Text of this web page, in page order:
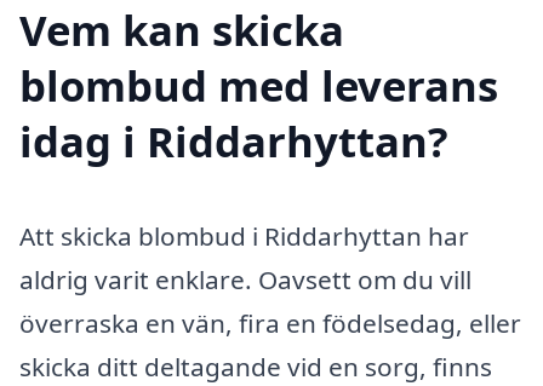
Vem kan skicka
blombud med leverans
idag i Riddarhyttan?
Att skicka blombud i Riddarhyttan har
aldrig varit enklare. Oavsett om du vill
överraska en vän, fira en födelsedag, eller
skicka ditt deltagande vid en sorg, finns